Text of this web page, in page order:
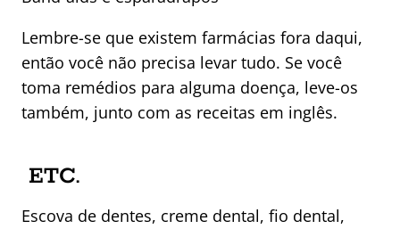
Lembre-se que existem farmácias fora daqui,
então você não precisa levar tudo. Se você
toma remédios para alguma doença, leve-os
também, junto com as receitas em inglês.
ETC.
Escova de dentes, creme dental, fio dental,